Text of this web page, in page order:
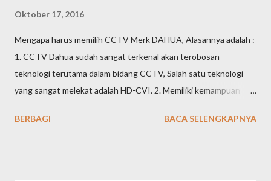
Oktober 17, 2016
Mengapa harus memilih CCTV Merk DAHUA, Alasannya adalah :
1. CCTV Dahua sudah sangat terkenal akan terobosan
teknologi terutama dalam bidang CCTV, Salah satu teknologi
yang sangat melekat adalah HD-CVI. 2. Memiliki kemampuan
Sendiri dan juga memiliki fasilitas cloud 3. Harga sangat
BERBAGI BACA SELENGKAPNYA